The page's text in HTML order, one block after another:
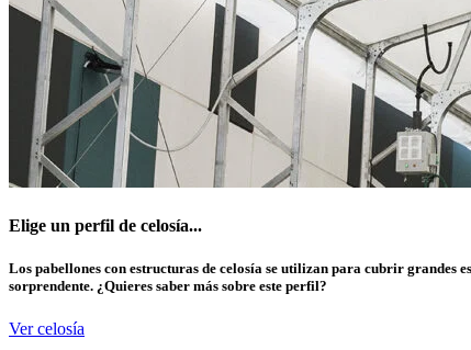
Elige un perfil de celosía...
Los pabellones con estructuras de celosía se utilizan para cubrir grandes
sorprendente. ¿Quieres saber más sobre este perfil?
Ver celosía